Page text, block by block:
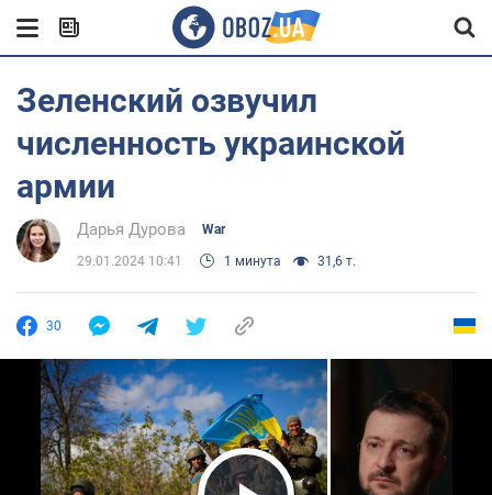
Зеленский озвучил
численность украинской
армии
Дарья Дурова War
29.01.2024 10:41 1 минута 31,6 т.
30